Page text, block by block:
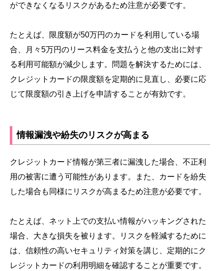
ができなくなるリスクがあるため注意が必要です。
たとえば、限度額が50万円のカードを利用している場
合、月々5万円のリース料金を支払うと他の支出に対す
る利用可能額が減少します。問題を解決するためには、
クレジットカードの限度額を定期的に見直し、必要に応
じて限度額の引き上げを申請することが有効です。
情報漏洩や紛失のリスクが高まる
クレジットカード情報が第三者に漏洩した場合、不正利
用の被害に遭う可能性があります。また、カードを紛失
した場合も同様にリスクが高まるため注意が必要です。
たとえば、ネット上での支払い情報がハッキングされた
場合、大きな損失を被ります。リスクを軽減するために
は、信頼性の高いセキュリティ対策を講じ、定期的にク
レジットカードの利用明細を確認することが重要です。